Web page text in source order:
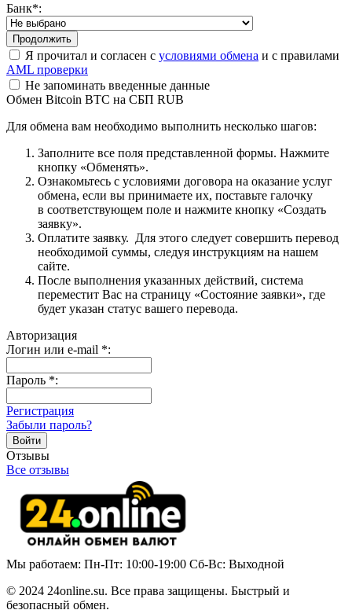
Банк*:
Я прочитал и согласен с условиями обмена и с правилами
AML проверки
Не запоминать введенные данные
Обмен Bitcoin BTC на СБП RUB
Для обмена вам необходимо выполнить несколько шагов:
Заполните все поля представленной формы. Нажмите
кнопку «Обменять».
Ознакомьтесь с условиями договора на оказание услуг
обмена, если вы принимаете их, поставьте галочку
в соответствующем поле и нажмите кнопку «Создать
заявку».
Оплатите заявку. Для этого следует совершить перевод
необходимой суммы, следуя инструкциям на нашем
сайте.
После выполнения указанных действий, система
переместит Вас на страницу «Состояние заявки», где
будет указан статус вашего перевода.
Авторизация
Логин или e-mail *:
Пароль *:
Регистрация
Забыли пароль?
Отзывы
Все отзывы
Мы работаем: Пн-Пт: 10:00-19:00 Сб-Вс: Выходной
© 2024 24online.su. Все права защищены. Быстрый и
безопасный обмен.